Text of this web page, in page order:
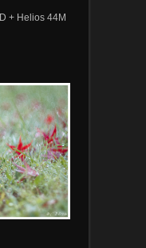
D + Helios 44M